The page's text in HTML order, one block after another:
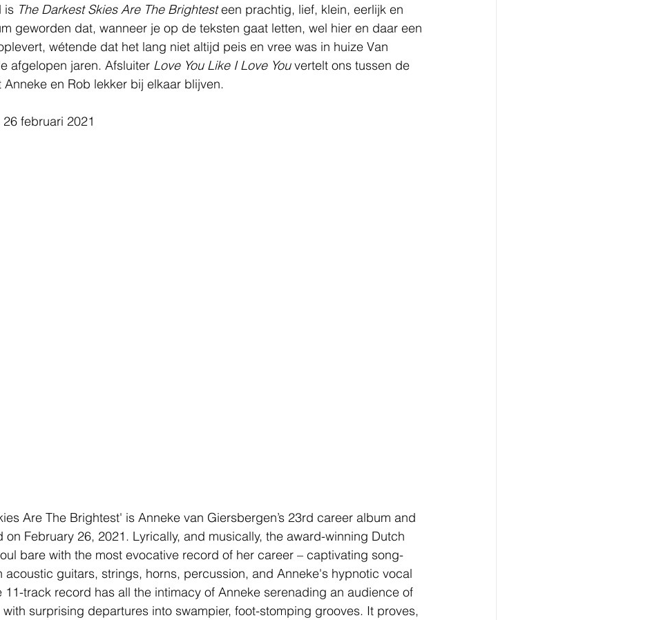
is The Darkest Skies Are The Brightest een prachtig, lief, klein, eerlijk en
geworden dat, wanneer je op de teksten gaat letten, wel hier en daar een
wétende dat het lang niet altijd peis en vree was in huize Van
afgelopen jaren. Afsluiter Love You Like I Love You vertelt ons tussen de
en Rob lekker bij elkaar blijven.
26 februari 2021
Are The Brightest' is Anneke van Giersbergen’s 23rd career album and
on February 26, 2021. Lyrically, and musically, the award-winning Dutch
bare with the most evocative record of her career – captivating song-
acoustic guitars, strings, horns, percussion, and Anneke's hypnotic vocal
11-track record has all the intimacy of Anneke serenading an audience of
surprising departures into swampier, foot-stomping grooves. It proves,